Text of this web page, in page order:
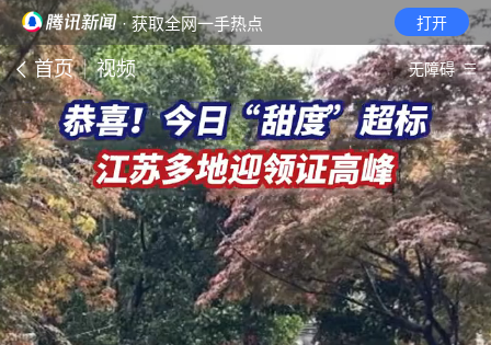
· 获取全网一手热点 打开
首页 视频 无障碍